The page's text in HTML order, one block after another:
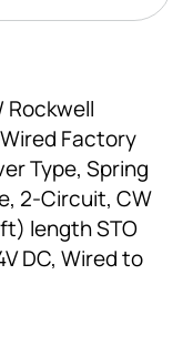
Factory
Type, Spring
2-Circuit, CW
length STO
DC, Wired to